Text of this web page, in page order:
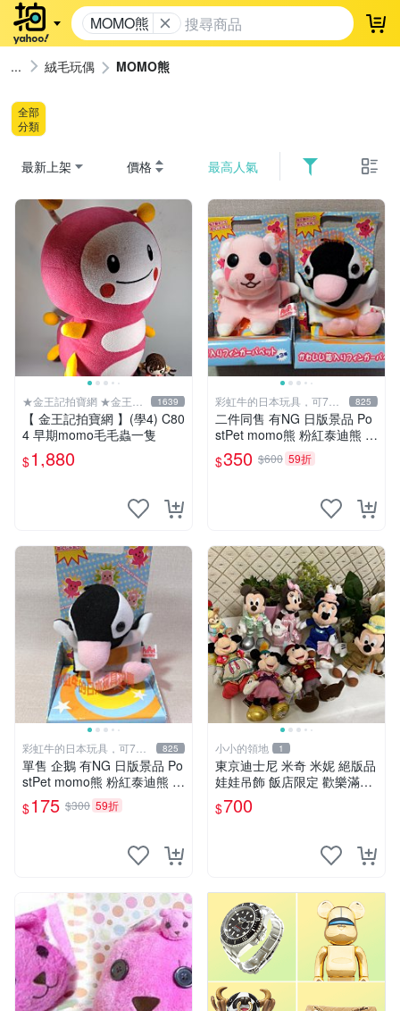
MOMO熊 登
絨毛玩偶 MOMO熊
全部
分類
最新上架 價格 最高人氣
★金王記拍寶網 ★金王記
拍寶趣
1639
【 金王記拍寶網 】(學4) C80
4 早期momo毛毛蟲一隻
$1,880
彩虹牛的日本玩具，可7取
付
825
二件同售 有NG 日版景品 Po
stPet momo熊 粉紅泰迪熊 妹
妹 comomo 企鵝 娃娃 布偶
手指頭 娃娃
$350 $600 59折
彩虹牛的日本玩具，可7取
付
825
單售 企鵝 有NG 日版景品 Po
stPet momo熊 粉紅泰迪熊 娃
娃 布偶 手指頭 娃娃
$175 $300 59折
小小的領地 1
東京迪士尼 米奇 米妮 絕版品
娃娃吊飾 飯店限定 歡樂滿人
間 復活節
$700